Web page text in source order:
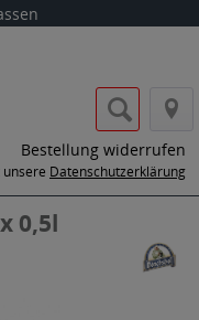
Bestellung widerrufen
unsere Datenschutzerklärung
0,5l